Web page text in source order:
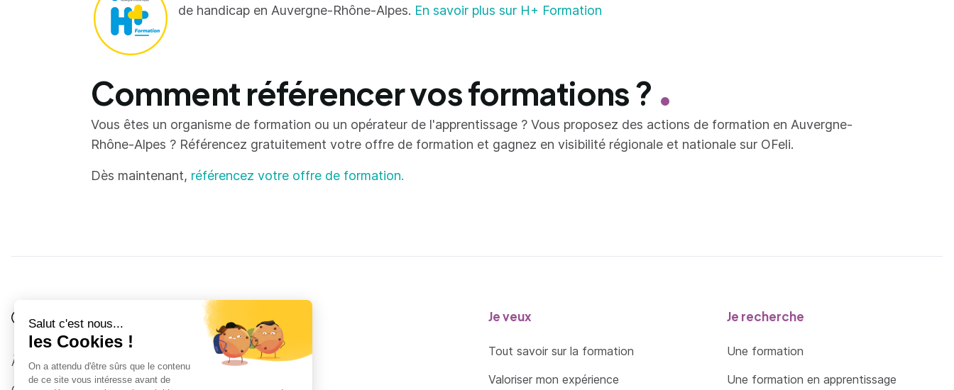
de handicap en Auvergne-Rhône-Alpes. En savoir plus sur H+ Formation
Comment référencer vos formations ?
Vous êtes un organisme de formation ou un opérateur de l'apprentissage ? Vous proposez des actions de formation en Auvergne-
Rhône-Alpes ? Référencez gratuitement votre offre de formation et gagnez en visibilité régionale et nationale sur OFeli.
Dès maintenant, référencez votre offre de formation.
Côté Formations
À propos
Je suis
Au collège
Je veux
Tout savoir sur la formation
Valoriser mon expérience
Je recherche
Une formation
Une formation en apprentissage